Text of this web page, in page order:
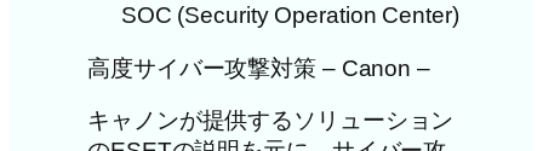
SOC (Security Operation Center)
高度サイバー攻撃対策 – Canon –
キャノンが提供するソリューション